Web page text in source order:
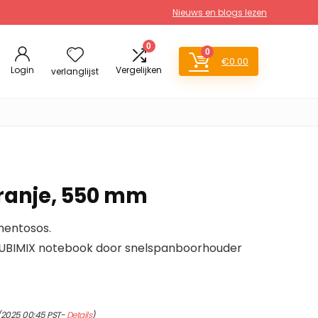
Nieuws en blogs lezen
Login verlanglijst
0
Vergelijken
0
€0.00
550 mm
notebook door snelspanboorhouder
00:45 PST-Details)